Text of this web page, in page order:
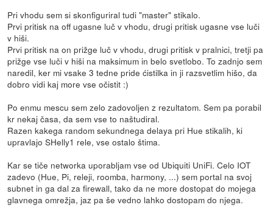
Pri vhodu sem si skonfiguriral tudi "master" stikalo.
Prvi pritisk na off ugasne luč v vhodu, drugi pritisk ugasne vse luči
v hiši.
Prvi pritisk na on prižge luč v vhodu, drugi pritisk v pralnici, tretji pa
prižge vse luči v hiši na maksimum in belo svetlobo. To zadnjo sem
naredil, ker mi vsake 3 tedne pride ćistilka in ji razsvetlim hišo, da
dobro vidi kaj more vse očistit :)
Po enmu mescu sem zelo zadovoljen z rezultatom. Sem pa porabil
kr nekaj časa, da sem vse to naštudiral.
Razen kakega random sekundnega delaya pri Hue stikalih, ki
upravlajo SHelly1 rele, vse ostalo štima.
Kar se tiče networka uporabljam vse od Ubiquiti UniFi. Celo IOT
zadevo (Hue, Pi, releji, roomba, harmony, ...) sem portal na svoj
subnet in ga dal za firewall, tako da ne more dostopat do mojega
glavnega omrežja, jaz pa še vedno lahko dostopam do njega.